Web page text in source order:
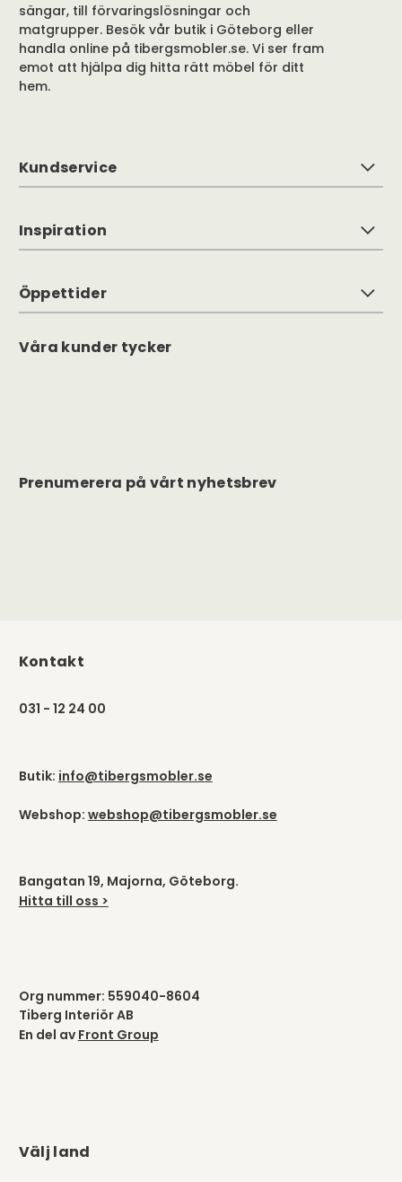
sängar, till förvaringslösningar och
matgrupper. Besök vår butik i Göteborg eller
handla online på tibergsmobler.se. Vi ser fram
emot att hjälpa dig hitta rätt möbel för ditt
hem.
Kundservice
Inspiration
Öppettider
Våra kunder tycker
Prenumerera på vårt nyhetsbrev
Kontakt
031 - 12 24 00
Butik: info@tibergsmobler.se
Webshop: webshop@tibergsmobler.se
Bangatan 19, Majorna, Göteborg.
Hitta till oss >
Org nummer: 559040-8604
Tiberg Interiör AB
En del av Front Group
Välj land